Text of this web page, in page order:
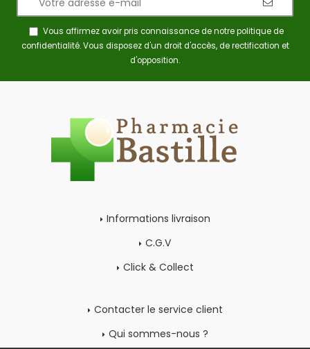
Vous affirmez avoir pris connaissance de notrepolitique de
confidentialité. Vous disposez d'un droit d'accès, de rectification et
d'opposition.
Informations livraison
C.G.V
Click & Collect
Contacter le service client
Qui sommes-nous ?